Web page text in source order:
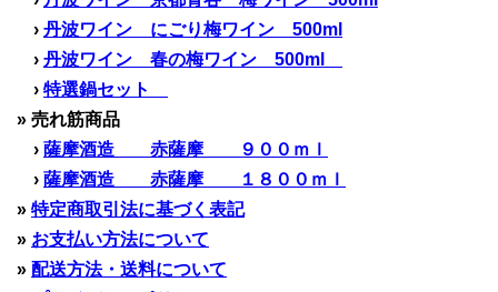
› 丹波ワイン にごり梅ワイン 500ml
› 丹波ワイン 春の梅ワイン 500ml
› 特選鍋セット
» 売れ筋商品
› 薩摩酒造 赤薩摩 ９００ｍｌ
› 薩摩酒造 赤薩摩 １８００ｍｌ
» 特定商取引法に基づく表記
» お支払い方法について
» 配送方法・送料について